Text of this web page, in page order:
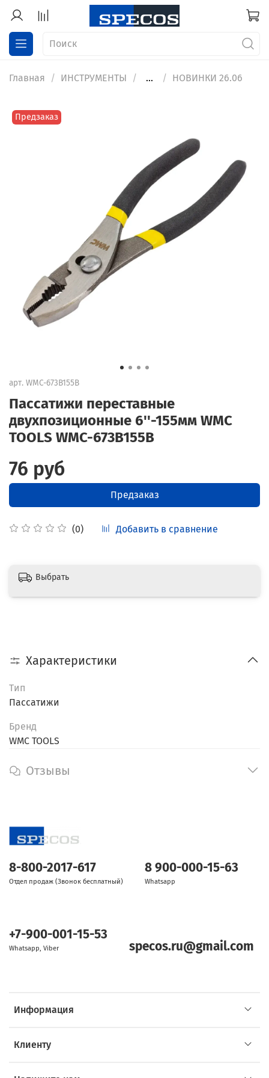
Главная ИНСТРУМЕНТЫ ... НОВИНКИ 26.06
Предзаказ
арт. WMC-673B155B
Пассатижи переставные
двухпозиционные 6''-155мм WMC
TOOLS WMC-673B155B
(0) Добавить в сравнение
76 руб
Предзаказ
Выбрать
Характеристики
Тип
Пассатижи
Бренд
WMC TOOLS
Отзывы
Информация
Клиенту
8-800-2017-617
Отдел продаж (Звонок бесплатный)
8 900-000-15-63
Whatsapp
+7-900-001-15-53
Whatsapp, Viber specos.ru@gmail.com